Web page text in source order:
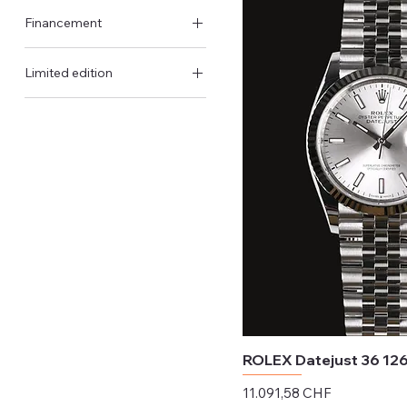
Schiefergrau
Terrakotta
Salmon
Keramisch
2021
Original Schachtel &
Papiere
Original-Papiere
Financement
Nicht verfügbar
Limited edition
ROLEX Datejust 36
Preis
11.091,58 CHF